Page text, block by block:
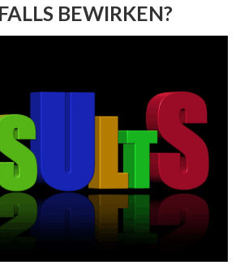
BEWIRKEN?